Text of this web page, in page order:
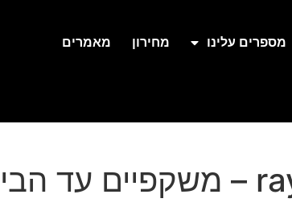
מספרים עלינו מחירון מאמרים